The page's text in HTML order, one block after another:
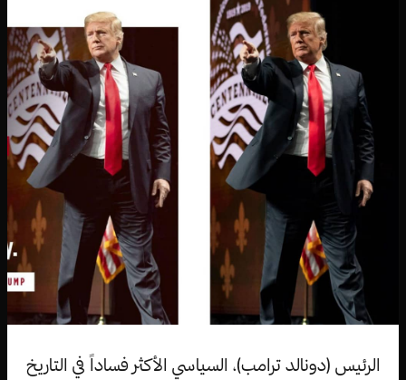
الرئيس (دونالد ترامب)، السياسي الأكثر فساداً في التاريخ